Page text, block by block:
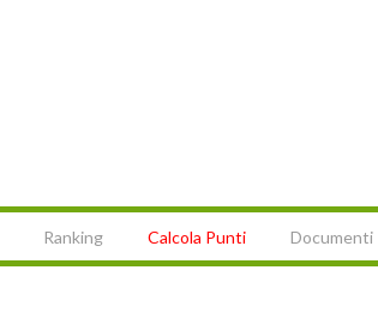
Ranking Calcola Punti Documenti